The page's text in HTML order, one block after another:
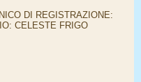
DI REGISTRAZIONE:
CELESTE FRIGO